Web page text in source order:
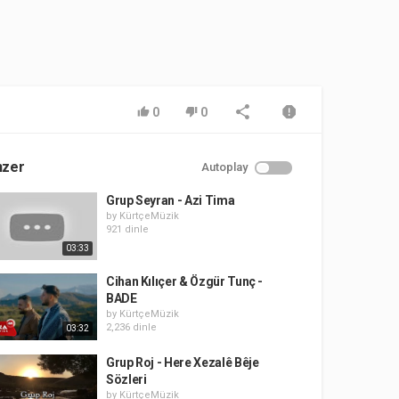
0 0
Autoplay
03:33
Grup Seyran - Azi Tima
by KürtçeMüzik
921 dinle
03:32
Cihan Kılıçer & Özgür Tunç -
BADE
by KürtçeMüzik
2,236 dinle
Grup Roj - Here Xezalê Bêje
Sözleri
by KürtçeMüzik